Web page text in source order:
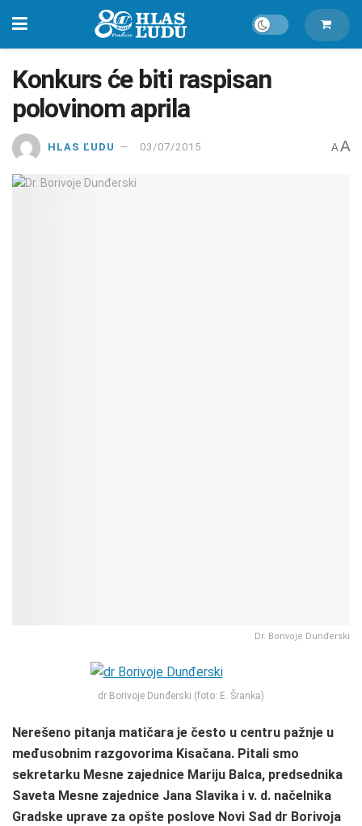
Konkurs će biti raspisan
polovinom aprila
HLAS ĽUDU 03/07/2015 A A
Dr. Borivoje Dunđerski
dr Borivoje Dunđerski (foto: E. Šranka)
Nerešeno pitanja matičara je često u centru pažnje u
međusobnim razgovorima Kisačana. Pitali smo
sekretarku Mesne zajednice Mariju Balca, predsednika
Saveta Mesne zajednice Jana Slavika i v. d. načelnika
Gradske uprave za opšte poslove Novi Sad dr Borivoja